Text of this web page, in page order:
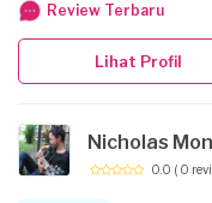
menranskripkan, mengiringi
ensembel atau paduan
caranya? Saya bisa bantu
Merasa terlalu sibuk atau
senang berbagi soal musik
Review Terbaru
Lihat Profil
Nicholas
0.0 ( 0